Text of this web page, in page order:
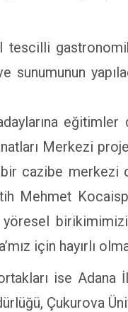
tescilli
sunumunun
Merkezi
cazibe merkezi
Mehmet
için hayırlı
ise Adana
Çukurova